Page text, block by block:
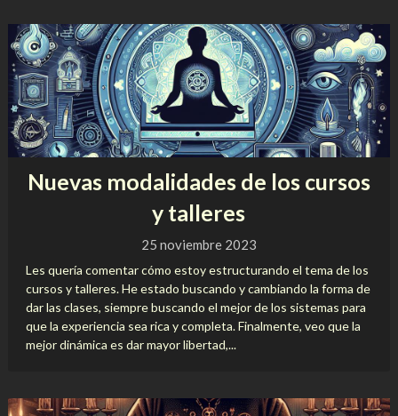
Nuevas modalidades de los cursos
y talleres
25 noviembre 2023
Les quería comentar cómo estoy estructurando el tema de los
cursos y talleres. He estado buscando y cambiando la forma de
dar las clases, siempre buscando el mejor de los sistemas para
que la experiencia sea rica y completa. Finalmente, veo que la
mejor dinámica es dar mayor libertad,...